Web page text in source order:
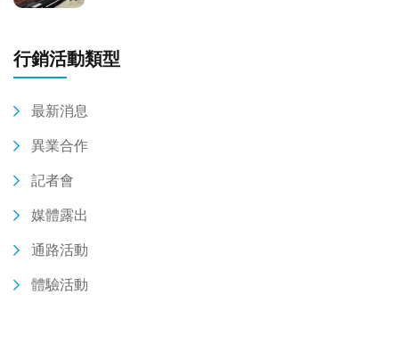
行銷活動類型
最新消息
異業合作
記者會
媒體露出
通路活動
體驗活動